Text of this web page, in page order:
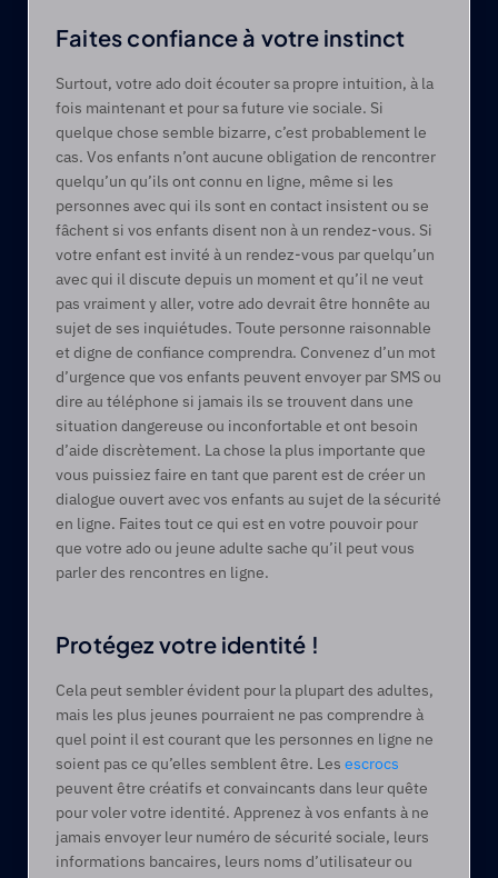
Faites confiance à votre instinct
Surtout, votre ado doit écouter sa propre intuition, à la
fois maintenant et pour sa future vie sociale. Si
quelque chose semble bizarre, c’est probablement le
cas. Vos enfants n’ont aucune obligation de rencontrer
quelqu’un qu’ils ont connu en ligne, même si les
personnes avec qui ils sont en contact insistent ou se
fâchent si vos enfants disent non à un rendez-vous. Si
votre enfant est invité à un rendez-vous par quelqu’un
avec qui il discute depuis un moment et qu’il ne veut
pas vraiment y aller, votre ado devrait être honnête au
sujet de ses inquiétudes. Toute personne raisonnable
et digne de confiance comprendra. Convenez d’un mot
d’urgence que vos enfants peuvent envoyer par SMS ou
dire au téléphone si jamais ils se trouvent dans une
situation dangereuse ou inconfortable et ont besoin
d’aide discrètement. La chose la plus importante que
vous puissiez faire en tant que parent est de créer un
dialogue ouvert avec vos enfants au sujet de la sécurité
en ligne. Faites tout ce qui est en votre pouvoir pour
que votre ado ou jeune adulte sache qu’il peut vous
parler des rencontres en ligne.
Protégez votre identité !
Cela peut sembler évident pour la plupart des adultes,
mais les plus jeunes pourraient ne pas comprendre à
quel point il est courant que les personnes en ligne ne
soient pas ce qu’elles semblent être. Les escrocs
peuvent être créatifs et convaincants dans leur quête
pour voler votre identité. Apprenez à vos enfants à ne
jamais envoyer leur numéro de sécurité sociale, leurs
informations bancaires, leurs noms d’utilisateur ou